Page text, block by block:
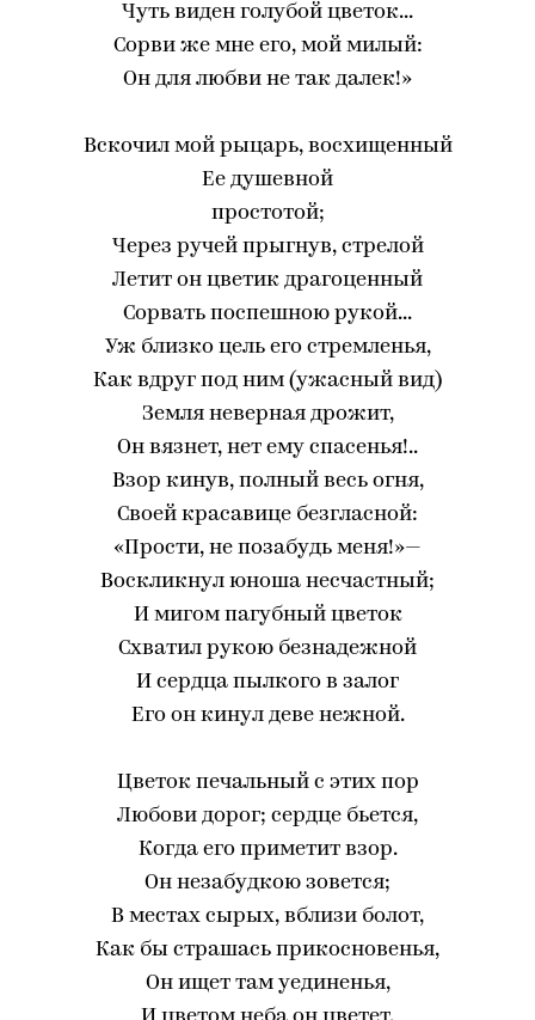
Чуть виден голубой цветок...
Сорви же мне его, мой милый:
Он для любви не так далек!»
Вскочил мой рыцарь, восхищенный
Ее душевной
простотой;
Через ручей прыгнув, стрелой
Летит он цветик драгоценный
Сорвать поспешною рукой...
Уж близко цель его стремленья,
Как вдруг под ним (ужасный вид)
Земля неверная дрожит,
Он вязнет, нет ему спасенья!..
Взор кинув, полный весь огня,
Своей красавице безгласной:
«Прости, не позабудь меня!»—
Воскликнул юноша несчастный;
И мигом пагубный цветок
Схватил рукою безнадежной
И сердца пылкого в залог
Его он кинул деве нежной.
Цветок печальный с этих пор
Любови дорог; сердце бьется,
Когда его приметит взор.
Он незабудкою зовется;
В местах сырых, вблизи болот,
Как бы страшась прикосновенья,
Он ищет там уединенья,